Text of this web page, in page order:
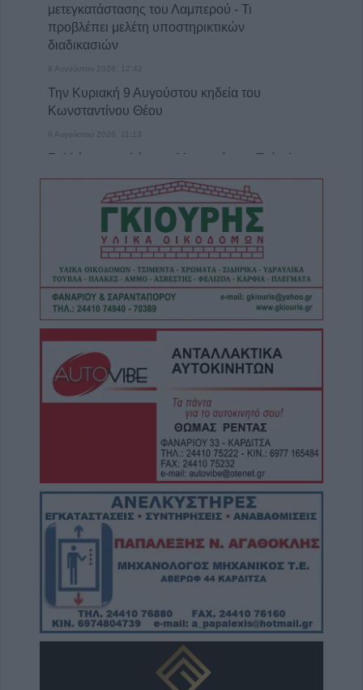
μετεγκατάστασης του Λαμπερού - Τι
προβλέπει μελέτη υποστηρικτικών
διαδικασιών
9 Αυγούστου 2026, 12:42
Την Κυριακή 9 Αυγούστου κηδεία του
Κωνσταντίνου Θέου
9 Αυγούστου 2026, 11:13
Συλλήψεις σε Λάρισα, Μαγνησία και Τρίκαλα
για διατάραξη κοινής ησυχίας, παραβάσεις
στον αιγιαλό, ναρκωτικά και οδήγηση υπό
9 Αυγούστου 2026, 10:27
Διάθεση 1.800 νεοσσών και 235
γεννητόρων κυνηγετικού φασιανού από το
εκτροφείο Μπαλάνου στο Μουζάκι
9 Αυγούστου 2026, 09:38
Από τη Γη στη Σελήνη: Το κομμάτι πύραυλου
που προσέκρουσε στη Σελήνη γίνεται χρυσή
ευκαιρία μελέτης για ειδικούς επιστήμονες
9 Αυγούστου 2026, 09:31
Για ό,τι κι αν ψάχνεις, συνεργείο αυτοκινήτων
“Βούζας” και έχεις τη λύση!
Υπ. Μεταφορών: Οριστική λύση στο ζήτημα
των πινακίδων κυκλοφορίας - Ποιές αλλαγές
θα γίνουν
9 Αυγούστου 2026, 08:17
Την Κυριακή 9 Αυγούστου η κηδεία του
Αθανάσιου Λαζαρίδη
9 Αυγούστου 2026, 08:05
Υψηλός κίνδυνος πυρκαγιάς την Κυριακή
(9/8) σε μεγάλο τμήμα του ν. Καρδίτσας και
της υπόλοιπης Θεσσαλίας